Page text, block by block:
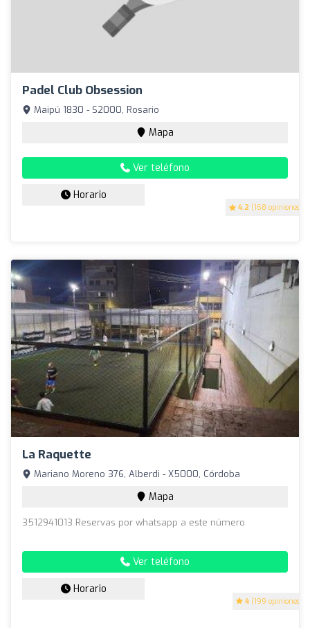
Padel Club Obsession
4.2 (168 opiniones)
Maipú 1830 - S2000, Rosario
Mapa
Ver teléfono
Horario
La Raquette
4 (199 opiniones)
Mariano Moreno 376, Alberdi - X5000, Córdoba
Mapa
3512941013 Reservas por whatsapp a este número
Ver teléfono
Horario